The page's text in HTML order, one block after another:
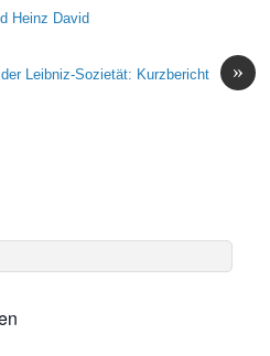
Heinz David
»
Leibniz-Sozietät: Kurzbericht